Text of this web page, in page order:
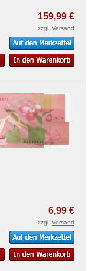
159,99 €
zzgl. Versand
6,99 €
zzgl. Versand